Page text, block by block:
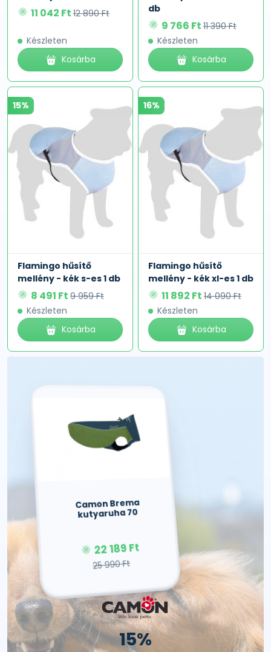
11 042 Ft 12 890 Ft
Készleten
Kosárba
db
9 766 Ft 11 390 Ft
Készleten
Kosárba
15%
Flamingo hűsítő
mellény - kék s-es 1 db
8 491 Ft 9 959 Ft
Készleten
Kosárba
16%
Flamingo hűsítő
mellény - kék xl-es 1 db
11 892 Ft 14 090 Ft
Készleten
Kosárba
Camon Brema
kutyaruha 70
22 189 Ft
25 990 Ft
15%